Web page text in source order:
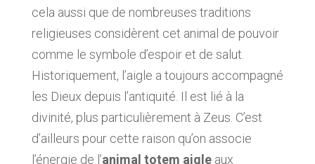
cela aussi que de nombreuses traditions
religieuses considèrent cet animal de pouvoir
comme le symbole d’espoir et de salut.
Historiquement, l’aigle a toujours accompagné
les Dieux depuis l’antiquité. Il est lié à la
divinité, plus particulièrement à Zeus. C’est
d’ailleurs pour cette raison qu’on associe
l’énergie de l’animal totem aigleaux